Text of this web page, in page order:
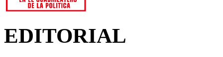
EDITORIAL